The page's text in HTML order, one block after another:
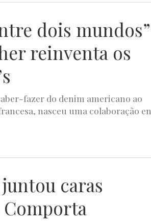
dois
reinventa os
fazer do denim americano ao
nasceu uma colaboração
caras
Comporta